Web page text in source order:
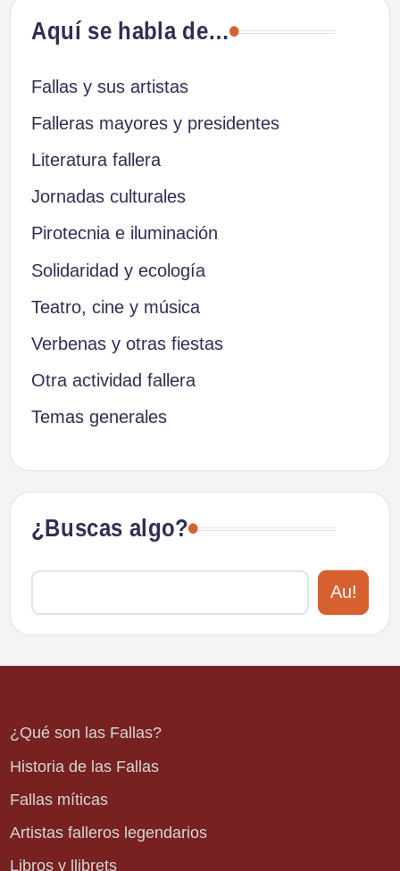
Aquí se habla de…
Fallas y sus artistas
Falleras mayores y presidentes
Literatura fallera
Jornadas culturales
Pirotecnia e iluminación
Solidaridad y ecología
Teatro, cine y música
Verbenas y otras fiestas
Otra actividad fallera
Temas generales
¿Buscas algo?
Au!
¿Qué son las Fallas?
Historia de las Fallas
Fallas míticas
Artistas falleros legendarios
Libros y llibrets